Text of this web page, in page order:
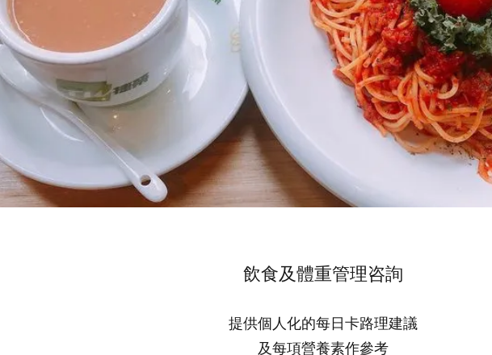
飲食及體重管理咨詢
提供個人化的每日卡路理建議
及每項營養素作參考